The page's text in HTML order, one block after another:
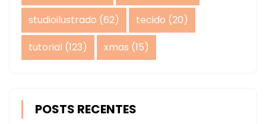
studioilustrado (62) tecido (20)
tutorial (123) xmas (15)
POSTS RECENTES